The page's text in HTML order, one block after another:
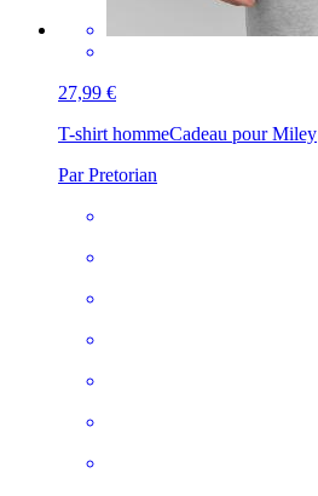
27,99 €
T-shirt hommeCadeau pour Miley
Par Pretorian